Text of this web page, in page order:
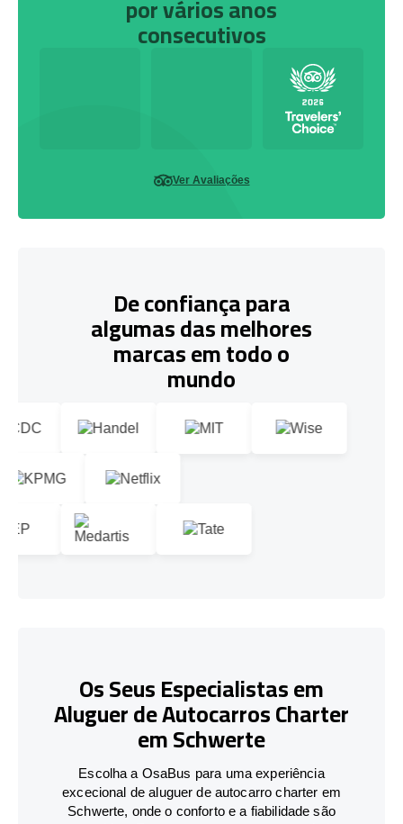
por vários anos
consecutivos
Ver Avaliações
De confiança para
algumas das melhores
marcas em todo o
mundo
Os Seus Especialistas em
Aluguer de Autocarros Charter
em Schwerte
Escolha a OsaBus para uma experiência
excecional de aluguer de autocarro charter em
Schwerte, onde o conforto e a fiabilidade são